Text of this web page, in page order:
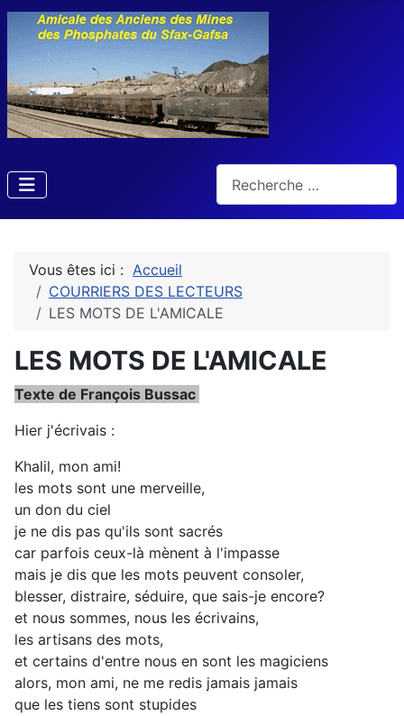
Vous êtes ici : Accueil
COURRIERS DES LECTEURS
LES MOTS DE L'AMICALE
LES MOTS DE L'AMICALE
Texte de François Bussac
Hier j'écrivais :
Khalil, mon ami!
les mots sont une merveille,
un don du ciel
je ne dis pas qu'ils sont sacrés
car parfois ceux-là mènent à l'impasse
mais je dis que les mots peuvent consoler,
blesser, distraire, séduire, que sais-je encore?
et nous sommes, nous les écrivains,
les artisans des mots,
et certains d'entre nous en sont les magiciens
alors, mon ami, ne me redis jamais jamais
que les tiens sont stupides